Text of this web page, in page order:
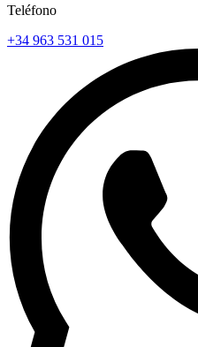
Teléfono
+34 963 531 015